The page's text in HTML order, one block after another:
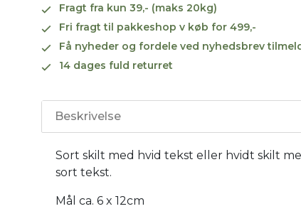
Fragt fra kun 39,- (maks 20kg)
Fri fragt til pakkeshop v køb for 499,-
Få nyheder og fordele ved nyhedsbrev
14 dages fuld returret
Beskrivelse
Sort skilt med hvid tekst eller hvidt skilt
sort tekst.
Mål ca. 6 x 12cm